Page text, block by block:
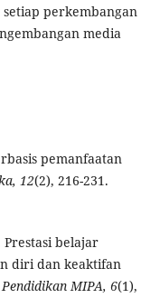
perkembangan
media
pemanfaatan
12(2), 216-231.
Prestasi belajar
diri dan keaktifan
MIPA, 6(1),